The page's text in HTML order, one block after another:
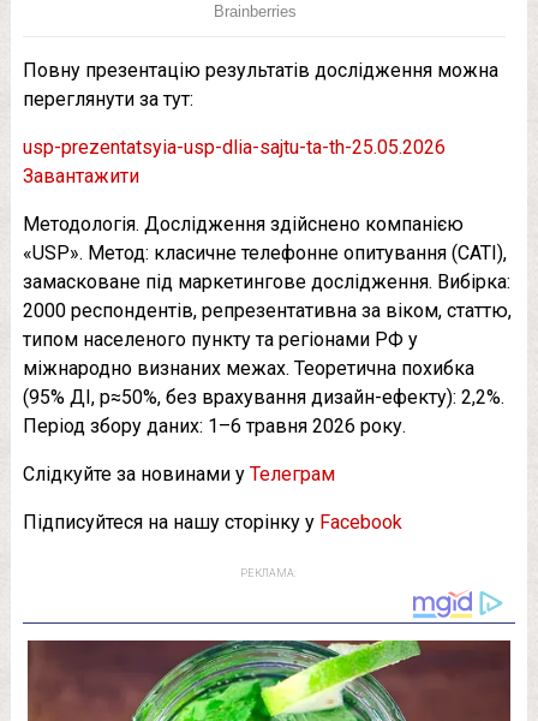
Повну презентацію результатів дослідження можна
переглянути за тут:
usp-prezentatsyia-usp-dlia-sajtu-ta-th-25.05.2026
Завантажити
Методологія. Дослідження здійснено компанією
«USP». Метод: класичне телефонне опитування (CATI),
замасковане під маркетингове дослідження. Вибірка:
2000 респондентів, репрезентативна за віком, статтю,
типом населеного пункту та регіонами РФ у
міжнародно визнаних межах. Теоретична похибка
(95% ДІ, p≈50%, без врахування дизайн-ефекту): 2,2%.
Період збору даних: 1–6 травня 2026 року.
Слідкуйте за новинами у Телеграм
Підписуйтеся на нашу сторінку у Facebook
РЕКЛАМА: